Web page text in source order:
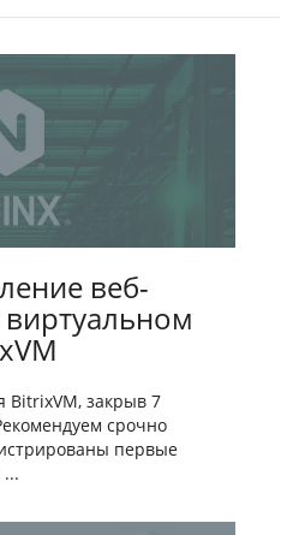
веб-
BitrixVM, закрыв 7
срочно
первые